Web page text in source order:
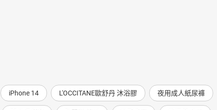
iPhone 14 L'OCCITANE歐舒丹 沐浴膠 夜用成人紙尿褲